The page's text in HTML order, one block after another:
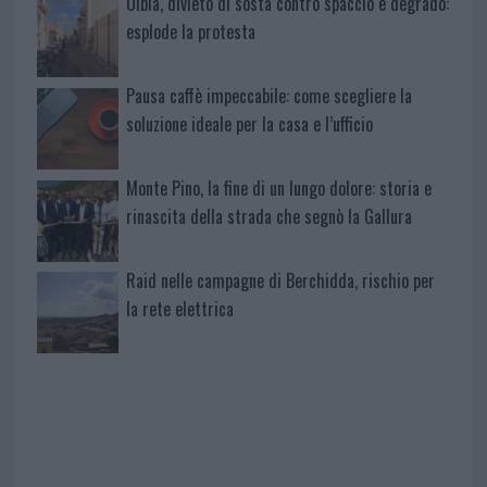
esplode la protesta
Pausa caffè impeccabile: come scegliere la
soluzione ideale per la casa e l’ufficio
Monte Pino, la fine di un lungo dolore: storia e
rinascita della strada che segnò la Gallura
Raid nelle campagne di Berchidda, rischio per
la rete elettrica